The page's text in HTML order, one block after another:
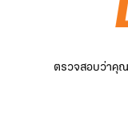
ตรวจสอบว่าคุณ